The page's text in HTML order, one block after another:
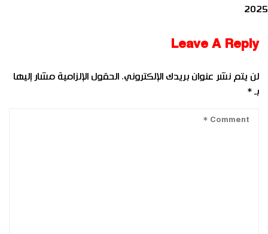
2025
Leave A Reply
لن يتم نشر عنوان بريدك الإلكتروني. الحقول الإلزامية مشار إليها
بـ *